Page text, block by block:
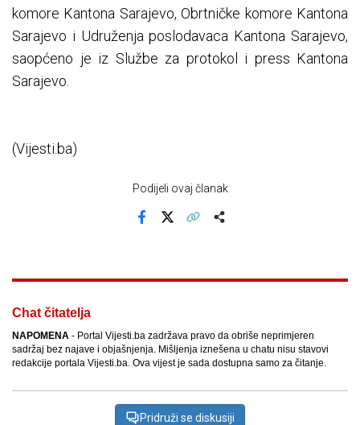
komore Kantona Sarajevo, Obrtničke komore Kantona
Sarajevo i Udruženja poslodavaca Kantona Sarajevo,
saopćeno je iz Službe za protokol i press Kantona
Sarajevo.
(Vijesti.ba)
Podijeli ovaj članak
Chat čitatelja
NAPOMENA - Portal Vijesti.ba zadržava pravo da obriše neprimjeren
sadržaj bez najave i objašnjenja. Mišljenja iznešena u chatu nisu stavovi
redakcije portala Vijesti.ba. Ova vijest je sada dostupna samo za čitanje.
Pridruži se diskusiji